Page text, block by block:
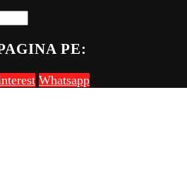
PE:
Whatsapp